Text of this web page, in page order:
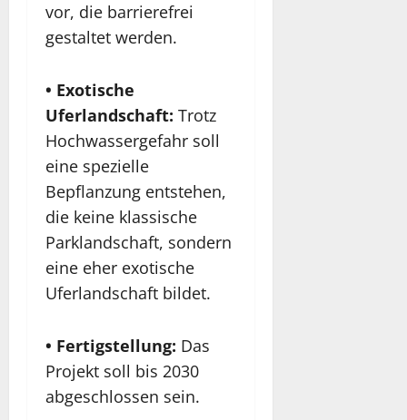
vor, die barrierefrei
gestaltet werden.
• Exotische
Uferlandschaft: Trotz
Hochwassergefahr soll
eine spezielle
Bepflanzung entstehen,
die keine klassische
Parklandschaft, sondern
eine eher exotische
Uferlandschaft bildet.
• Fertigstellung: Das
Projekt soll bis 2030
abgeschlossen sein.